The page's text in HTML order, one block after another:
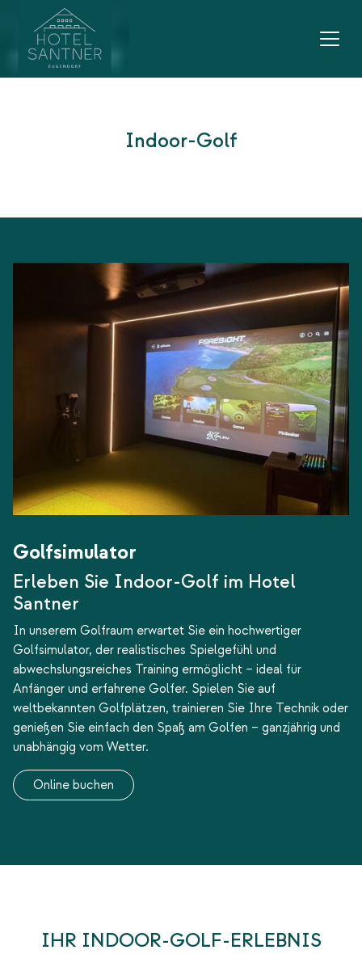
Hauptnavigation
Zum Inhalt
Indoor-Golf
Golfsimulator
Erleben Sie Indoor-Golf im Hotel
Santner
In unserem Golfraum erwartet Sie ein hochwertiger
Golfsimulator, der realistisches Spielgefühl und
abwechslungsreiches Training ermöglicht – ideal für
Anfänger und erfahrene Golfer. Spielen Sie auf
weltbekannten Golfplätzen, trainieren Sie Ihre Technik oder
genießen Sie einfach den Spaß am Golfen – ganzjährig und
unabhängig vom Wetter.
Online buchen
IHR INDOOR‑GOLF‑ERLEBNIS